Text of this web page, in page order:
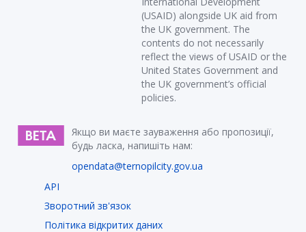
(USAID) alongside UK aid from
the UK government. The
contents do not necessarily
reflect the views of USAID or the
United States Government and
the UK government’s official
policies.
Якщо ви маєте зауваження або пропозиції,
будь ласка, напишіть нам:
opendata@ternopilcity.gov.ua
API
Зворотний зв'язок
Політика відкритих даних